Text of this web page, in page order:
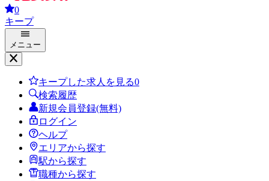
0
キープ
メニュー
キープした求人を見る0
検索履歴
新規会員登録(無料)
ログイン
ヘルプ
エリアから探す
駅から探す
職種から探す